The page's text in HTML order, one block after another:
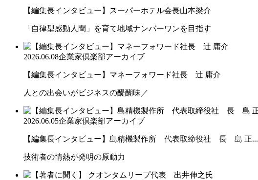
【編集長インタビュー】スーパーホテル会長山本梁介
「自律型感動人間」を育て地域ナンバーワンを目指す
2026.06.08企業家倶楽部アーカイブ
【編集長インタビュー】マネーフォワード社長 辻 庸介
人との出会いがビジネスの醍醐味／
2026.06.05企業家倶楽部アーカイブ
【編集長インタビュー】島精機製作所 代表取締役社 長 島 正...
技術者の情熱が発明の原動力